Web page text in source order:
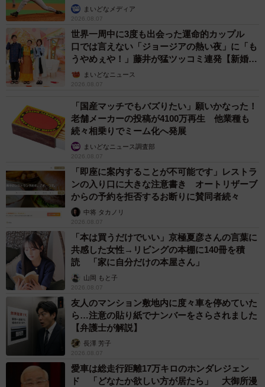
か」まいどなメディア
2026.08.07
世界一周中に3度も出会った運命的カップル
口では言えない「ジョージアの熱い夜」に「も
うやめぇや！」藤井が猛ツッコミ連発【新婚さ
ん】まいどなニュース
2026.08.07
「国産マッチでもバズりたい」願いかなった！
老舗メーカーの投稿が4100万再生 他業種も
続々相乗りでミーム化へ発展
まいどなニュース調査部
2026.08.07
「即座に案内することが不可能です」レストラ
ンの入り口に大きな注意書き オートリザーブ
からの予約を拒否するお断りに賛同者続々
中将 タカノリ
2026.08.07
「本は買うだけでいい」京極夏彦さんの言葉に
共感した女性→リビングの本棚に140冊を積
読 「家に自分だけの本屋さん」
山岡 もと子
2026.08.07
友人のマンション敷地内に度々車を停めていた
ら…注意の貼り紙でナンバーをさらされました
【弁護士が解説】
長澤 芳子
2026.08.07
愛車は総走行距離17万キロのホンダレジェン
ド 「どなたか欲しい方が居たら」 大御所漫